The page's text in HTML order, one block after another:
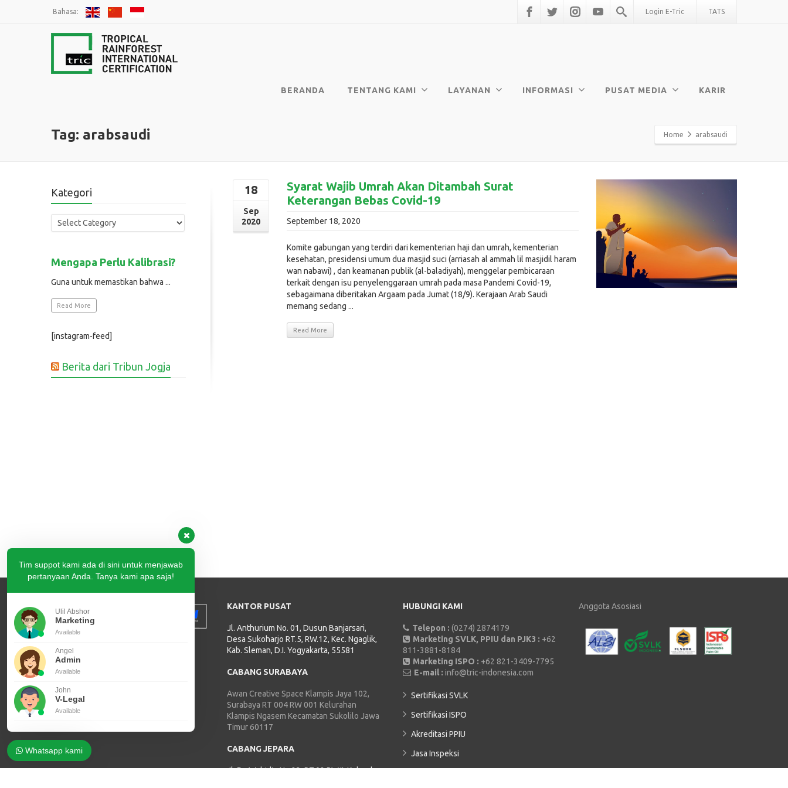
Bahasa: Login E-Tric TATS
BERANDA TENTANG KAMI LAYANAN INFORMASI PUSAT MEDIA KARIR
Tag: arabsaudi Home arabsaudi
18
Sep
2020
Syarat Wajib Umrah Akan Ditambah Surat
Keterangan Bebas Covid-19
September 18, 2020
Komite gabungan yang terdiri dari kementerian haji dan umrah, kementerian
kesehatan, presidensi umum dua masjid suci (arriasah al ammah lil masjidil haram
wan nabawi) , dan keamanan publik (al-baladiyah), menggelar pembicaraan
terkait dengan isu penyelenggaraan umrah pada masa Pandemi Covid-19,
sebagaimana diberitakan Argaam pada Jumat (18/9). Kerajaan Arab Saudi
memang sedang ...
Read More
Kategori
Mengapa Perlu Kalibrasi?
Guna untuk memastikan bahwa ...
Read More
[instagram-feed]
Berita dari Tribun Jogja
KANTOR PUSAT
Jl. Anthurium No. 01, Dusun Banjarsari,
Desa Sukoharjo RT.5, RW.12, Kec. Ngaglik,
Kab. Sleman, D.I. Yogyakarta, 55581
CABANG SURABAYA
Awan Creative Space Klampis Jaya 102,
Surabaya RT 004 RW 001 Kelurahan
Klampis Ngasem Kecamatan Sukolilo Jawa
Timur 60117
CABANG JEPARA
Jl. Dr. Wahidin No.23, RT.02 RW.II, Kelurahan
HUBUNGI KAMI
Telepon : (0274) 2874179
Marketing SVLK, PPIU dan PJK3 : +62
811-3881-8184
Marketing ISPO : +62 821-3409-7795
E-mail : info@tric-indonesia.com
Sertifikasi SVLK
Sertifikasi ISPO
Akreditasi PPIU
Jasa Inspeksi
Anggota Asosiasi
Tim suppot kami ada di sini untuk menjawab
pertanyaan Anda. Tanya kami apa saja!
Ulil Abshor
Marketing
Available
Angel
Admin
Available
John
V-Legal
Available
Whatsapp kami